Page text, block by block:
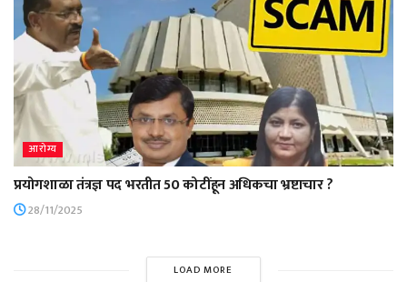
आरोग्य
प्रयोगशाळा तंत्रज्ञ पद भरतीत 50 कोटींहून अधिकचा भ्रष्टाचार ?
28/11/2025
LOAD MORE